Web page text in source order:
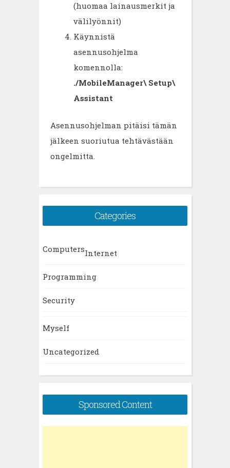
(huomaa lainausmerkit ja
välilyönnit)
Käynnistä
asennusohjelma
komennolla:
./MobileManager\ Setup\
Assistant
Asennusohjelman pitäisi tämän
jälkeen suoriutua tehtävästään
ongelmitta.
Categories
ComputersInternet
Programming
Security
Myself
Uncategorized
Sponsored Content